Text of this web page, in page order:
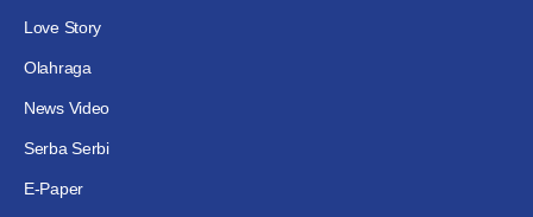
Love Story
Olahraga
News Video
Serba Serbi
E-Paper